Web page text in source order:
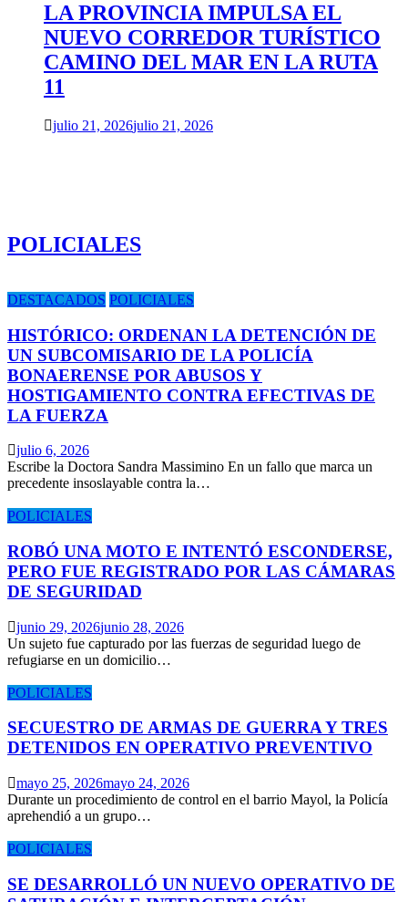
LA PROVINCIA IMPULSA EL
NUEVO CORREDOR TURÍSTICO
CAMINO DEL MAR EN LA RUTA
11
julio 21, 2026julio 21, 2026
POLICIALES
DESTACADOS POLICIALES
HISTÓRICO: ORDENAN LA DETENCIÓN DE
UN SUBCOMISARIO DE LA POLICÍA
BONAERENSE POR ABUSOS Y
HOSTIGAMIENTO CONTRA EFECTIVAS DE
LA FUERZA
julio 6, 2026
Escribe la Doctora Sandra Massimino En un fallo que marca un
precedente insoslayable contra la…
POLICIALES
ROBÓ UNA MOTO E INTENTÓ ESCONDERSE,
PERO FUE REGISTRADO POR LAS CÁMARAS
DE SEGURIDAD
junio 29, 2026junio 28, 2026
Un sujeto fue capturado por las fuerzas de seguridad luego de
refugiarse en un domicilio…
POLICIALES
SECUESTRO DE ARMAS DE GUERRA Y TRES
DETENIDOS EN OPERATIVO PREVENTIVO
mayo 25, 2026mayo 24, 2026
Durante un procedimiento de control en el barrio Mayol, la Policía
aprehendió a un grupo…
POLICIALES
SE DESARROLLÓ UN NUEVO OPERATIVO DE